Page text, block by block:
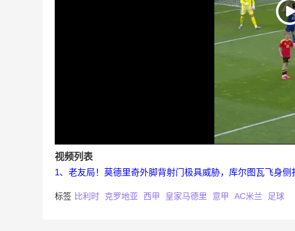
视频列表
1、老友局！莫德里奇外脚背射门极具威胁，库尔图瓦飞身侧
标签 比利时 克罗地亚 西甲 皇家马德里 意甲 AC米兰 足球